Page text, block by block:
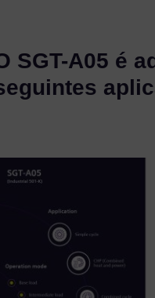
SGT-A05 é